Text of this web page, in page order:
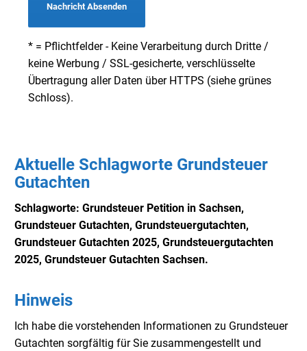
Nachricht Absenden
* = Pflichtfelder - Keine Verarbeitung durch Dritte /
keine Werbung / SSL-gesicherte, verschlüsselte
Übertragung aller Daten über HTTPS (siehe grünes
Schloss).
Aktuelle Schlagworte Grundsteuer
Gutachten
Schlagworte: Grundsteuer Petition in Sachsen,
Grundsteuer Gutachten, Grundsteuergutachten,
Grundsteuer Gutachten 2025, Grundsteuergutachten
2025, Grundsteuer Gutachten Sachsen.
Hinweis
Ich habe die vorstehenden Informationen zu Grundsteuer
Gutachten sorgfältig für Sie zusammengestellt und